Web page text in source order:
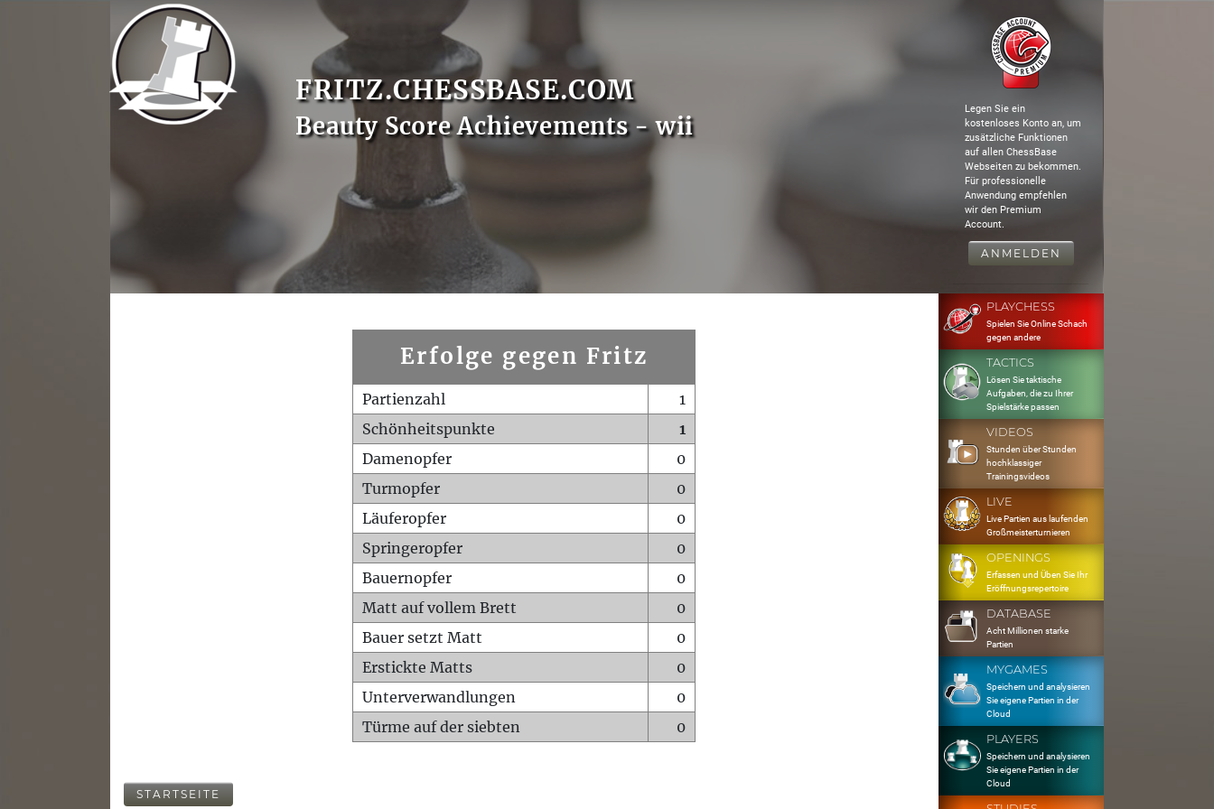
FRITZ.CHESSBASE.COM
Beauty Score Achievements - wii
Legen Sie ein
kostenloses Konto an, um
zusätzliche Funktionen
auf allen ChessBase
Webseiten zu bekommen.
Für professionelle
Anwendung empfehlen
wir den Premium
Account.
ANMELDEN
Erfolge gegen Fritz
Partienzahl
1
Schönheitspunkte
1
Damenopfer
0
Turmopfer
0
Läuferopfer
0
Springeropfer
0
Bauernopfer
0
Matt auf vollem Brett
0
Bauer setzt Matt
0
Erstickte Matts
0
Unterverwandlungen
0
Türme auf der siebten
0
STARTSEITE
PLAYCHESS
Spielen Sie Online Schach
gegen andere
TACTICS
Lösen Sie taktische
Aufgaben, die zu Ihrer
Spielstärke passen
VIDEOS
Stunden über Stunden
hochklassiger
Trainingsvideos
LIVE
Live Partien aus laufenden
Großmeisterturnieren
OPENINGS
Erfassen und Üben Sie Ihr
Eröffnungsrepertoire
DATABASE
Acht Millionen starke
Partien
MYGAMES
Speichern und analysieren
Sie eigene Partien in der
Cloud
PLAYERS
Speichern und analysieren
Sie eigene Partien in der
Cloud